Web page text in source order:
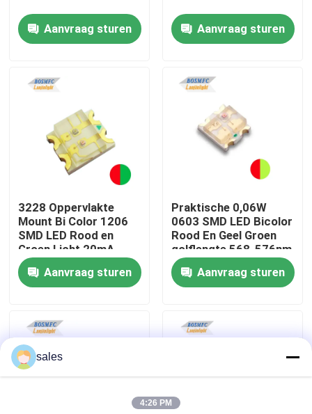
VR-show
Fabrieksreis
Kwaliteitscontrole
Contacteer ons
nieuws
Aanvraag sturen Aanvraag sturen
3228 Oppervlakte
Mount Bi Color 1206
SMD LED Rood en
Groen Licht 20mA
Aanvraag sturen
Praktische 0,06W
0603 SMD LED Bicolor
Rood En Geel Groen
golflengte 568-576nm
1615
Aanvraag sturen
sales
4:26 PM